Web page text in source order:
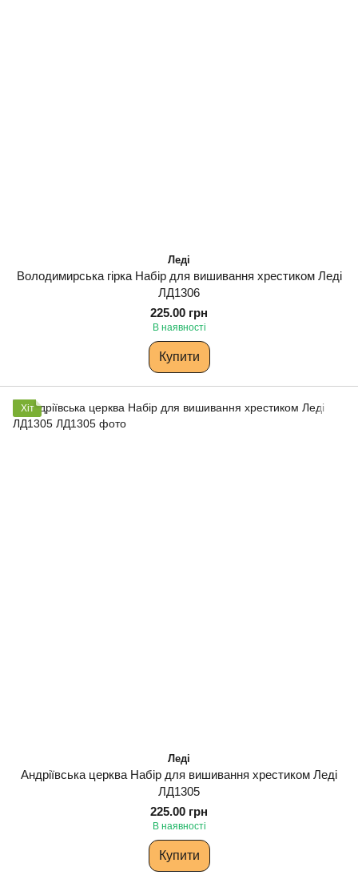
Леді
Володимирська гірка Набір для вишивання хрестиком Леді
ЛД1306
225.00 грн
В наявності
Купити
Хіт
Леді
Андріївська церква Набір для вишивання хрестиком Леді
ЛД1305
225.00 грн
В наявності
Купити